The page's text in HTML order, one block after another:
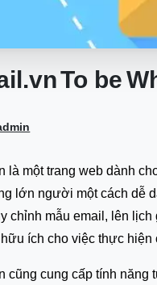
To be
là một trang web dành
lớn người một cách dễ
chỉnh mẫu email, lên
ích cho việc thực
cũng cung cấp tính năng